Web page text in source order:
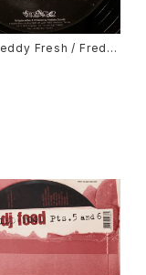
Fresh / Fredd
Your Favourites (Ki
42)